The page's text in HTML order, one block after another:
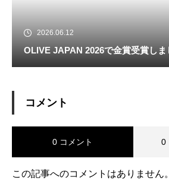
2026.06.12
OLIVE JAPAN 2026で金賞受賞しま
コメント
0 コメント 0
この記事へのコメントはありません。